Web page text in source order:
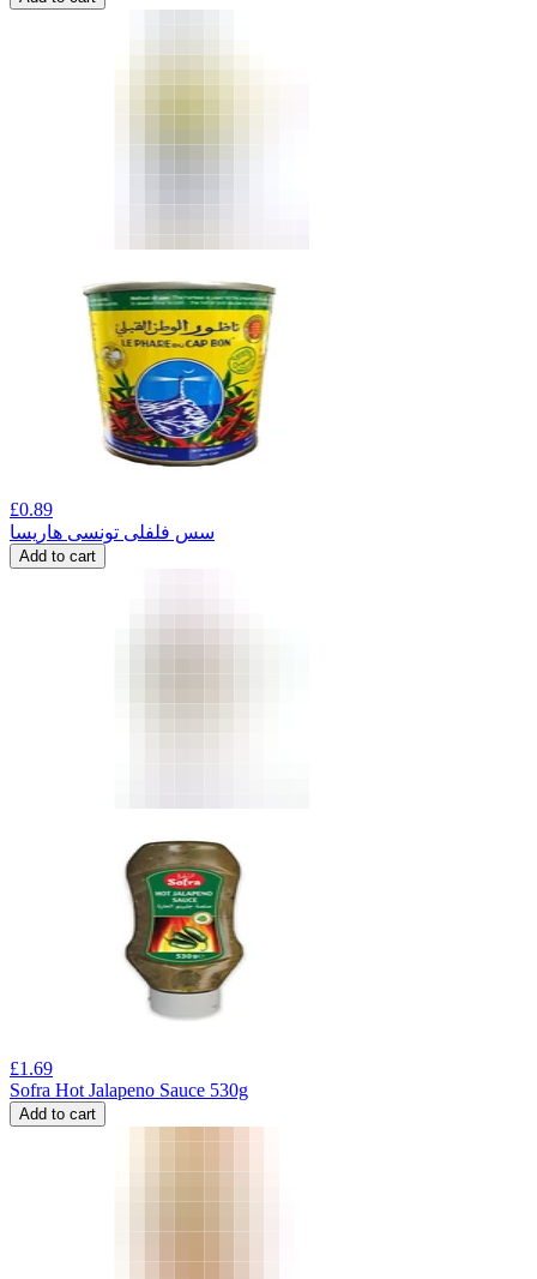
£0.89
سس فلفلی تونسی هاریسا
Add to cart
£1.69
Sofra Hot Jalapeno Sauce 530g
Add to cart